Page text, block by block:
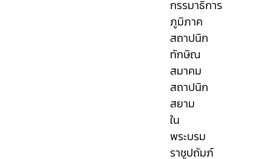
กรรมาธิการ
ภูมิภาค
สถาปนิก
ทักษิณ
สมาคม
สถาปนิก
สยาม
ใน
พระบรม
ราชูปถัมภ์